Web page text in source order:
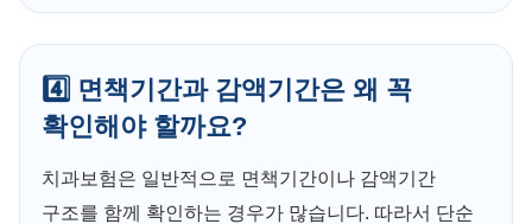
4️⃣ 면책기간과 감액기간은 왜 꼭
확인해야 할까요?
치과보험은 일반적으로 면책기간이나 감액기간
구조를 함께 확인하는 경우가 많습니다. 따라서 단순